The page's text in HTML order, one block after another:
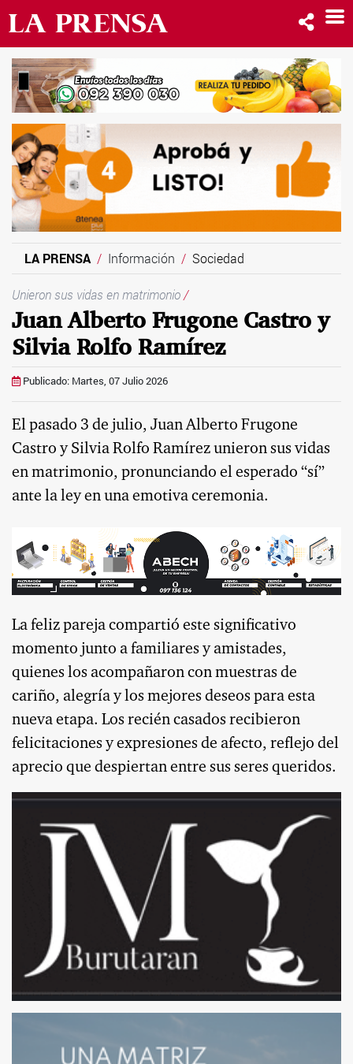
LA PRENSA Información Sociedad
Unieron sus vidas en matrimonio/
Juan Alberto Frugone Castro y
Silvia Rolfo Ramírez
Publicado: Martes, 07 Julio 2026
El pasado 3 de julio, Juan Alberto Frugone
Castro y Silvia Rolfo Ramírez unieron sus vidas
en matrimonio, pronunciando el esperado “sí”
ante la ley en una emotiva ceremonia.
La feliz pareja compartió este significativo
momento junto a familiares y amistades,
quienes los acompañaron con muestras de
cariño, alegría y los mejores deseos para esta
nueva etapa. Los recién casados recibieron
felicitaciones y expresiones de afecto, reflejo del
aprecio que despiertan entre sus seres queridos.